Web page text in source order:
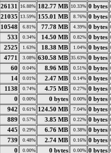
26131 16.88% 182.77 MB 10.33% 0 bytes
21035 13.59% 155.01 MB 8.76% 0 bytes
10548 6.81% 77.78 MB 4.39% 0 bytes
533 0.34% 14.50 MB 0.82% 0 bytes
2525 1.63% 18.38 MB 1.04% 0 bytes
4771 3.08% 630.58 MB 35.63% 0 bytes
60 0.04% 8.96 MB 0.51% 0 bytes
14 0.01% 2.47 MB 0.14% 0 bytes
1138 0.74% 4.75 MB 0.27% 0 bytes
0 0.00% 0 bytes 0.00% 0 bytes
942 0.61% 124.50 MB 7.04% 0 bytes
889 0.57% 3.85 MB 0.22% 0 bytes
445 0.29% 6.76 MB 0.38% 0 bytes
739 0.48% 2.74 MB 0.16% 0 bytes
0 0.00% 0 bytes 0.00% 0 bytes